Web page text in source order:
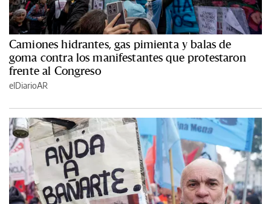
Camiones hidrantes, gas pimienta y balas de
goma contra los manifestantes que protestaron
frente al Congreso
elDiarioAR